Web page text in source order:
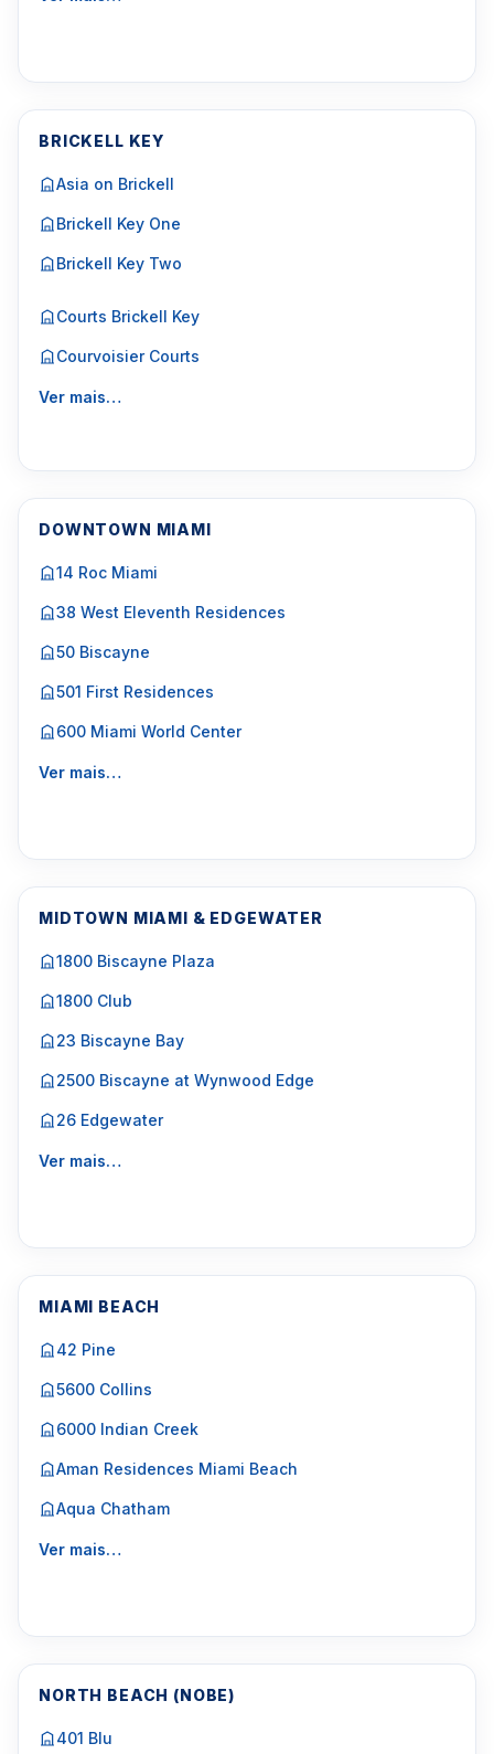
BRICKELL KEY
Asia on Brickell
Brickell Key One
Brickell Key Two
Courts Brickell Key
Courvoisier Courts
Ver mais…
DOWNTOWN MIAMI
14 Roc Miami
38 West Eleventh Residences
50 Biscayne
501 First Residences
600 Miami World Center
Ver mais…
MIDTOWN MIAMI & EDGEWATER
1800 Biscayne Plaza
1800 Club
23 Biscayne Bay
2500 Biscayne at Wynwood Edge
26 Edgewater
Ver mais…
MIAMI BEACH
42 Pine
5600 Collins
6000 Indian Creek
Aman Residences Miami Beach
Aqua Chatham
Ver mais…
NORTH BEACH (NOBE)
401 Blu